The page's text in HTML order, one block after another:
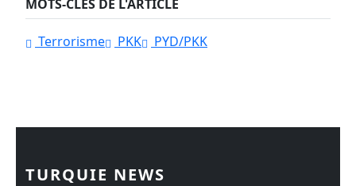
MOTS-CLÉS DE L'ARTICLE
Terrorisme PKK PYD/PKK
TURQUIE NEWS